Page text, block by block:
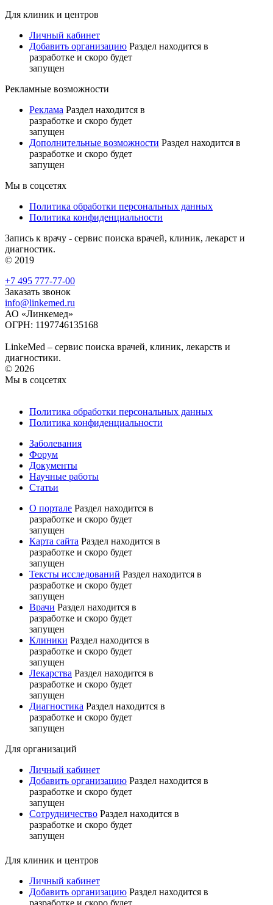
Для клиник и центров
Личный кабинет
Добавить организацию Раздел находится в
разработке и скоро будет
запущен
Рекламные возможности
Реклама Раздел находится в
разработке и скоро будет
запущен
Дополнительные возможности Раздел находится в
разработке и скоро будет
запущен
Мы в соцсетях
Политика обработки персональных данных
Политика конфиденциальности
Запись к врачу - сервис поиска врачей, клиник, лекарст и
диагностик.
© 2019
+7 495 777-77-00
Заказать звонок
info@linkemed.ru
АО «Линкемед»
ОГРН: 1197746135168
LinkeMed – сервис поиска врачей, клиник, лекарств и
диагностики.
© 2026
Мы в соцсетях
Политика обработки персональных данных
Политика конфиденциальности
Заболевания
Форум
Документы
Научные работы
Статьи
О портале Раздел находится в
разработке и скоро будет
запущен
Карта сайта Раздел находится в
разработке и скоро будет
запущен
Тексты исследований Раздел находится в
разработке и скоро будет
запущен
Врачи Раздел находится в
разработке и скоро будет
запущен
Клиники Раздел находится в
разработке и скоро будет
запущен
Лекарства Раздел находится в
разработке и скоро будет
запущен
Диагностика Раздел находится в
разработке и скоро будет
запущен
Для организаций
Личный кабинет
Добавить организацию Раздел находится в
разработке и скоро будет
запущен
Сотрудничество Раздел находится в
разработке и скоро будет
запущен
Для клиник и центров
Личный кабинет
Добавить организацию Раздел находится в